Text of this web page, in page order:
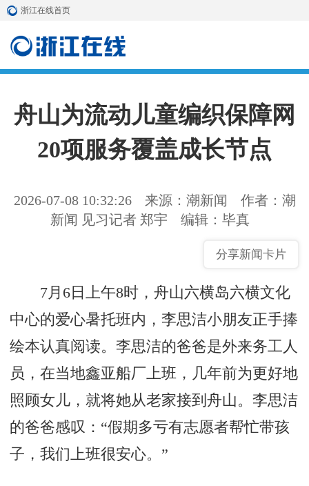
浙江在线首页
舟山为流动儿童编织保障网
20项服务覆盖成长节点
2026-07-08 10:32:26 来源：潮新闻
作者：潮
新闻 见习记者 郑宇
编辑：毕真
分享新闻卡片
7月6日上午8时，舟山六横岛六横文化
中心的爱心暑托班内，李思洁小朋友正手捧
绘本认真阅读。李思洁的爸爸是外来务工人
员，在当地鑫亚船厂上班，几年前为更好地
照顾女儿，就将她从老家接到舟山。李思洁
的爸爸感叹：“假期多亏有志愿者帮忙带孩
子，我们上班很安心。”